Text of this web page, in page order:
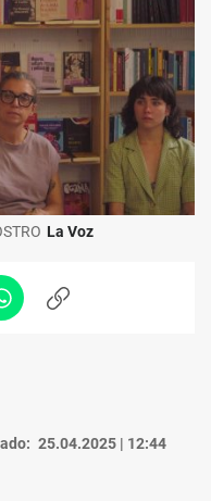
La Voz
WhatsappCopiar
25.04.2025 | 12:44